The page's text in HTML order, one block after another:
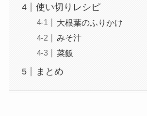
使い切りレシピ
大根葉のふりかけ
みそ汁
菜飯
まとめ